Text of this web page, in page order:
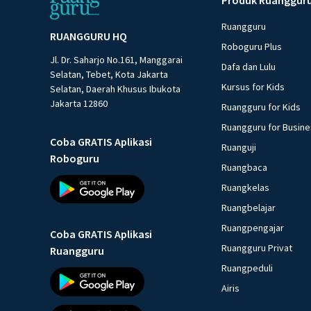
RUANGGURU HQ
Jl. Dr. Saharjo No.161, Manggarai
Selatan, Tebet, Kota Jakarta
Selatan, Daerah Khusus Ibukota
Jakarta 12860
Coba GRATIS Aplikasi
Roboguru
Coba GRATIS Aplikasi
Ruangguru
Ruangguru
Roboguru Plus
Dafa dan Lulu
Kursus for Kids
Ruangguru for Kids
Ruangguru for
Ruanguji
Ruangbaca
Ruangkelas
Ruangbelajar
Ruangpengajar
Ruangguru Privat
Ruangpeduli
Airis